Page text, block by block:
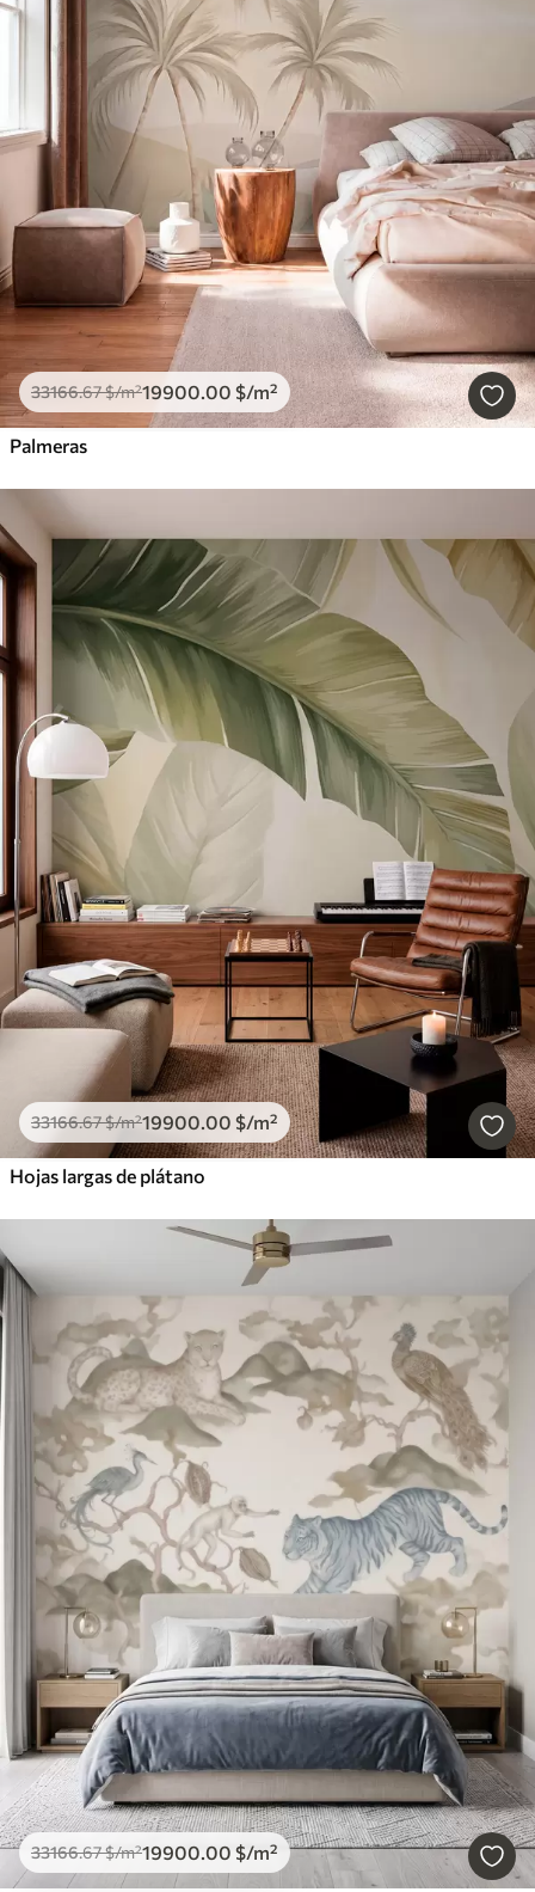
33166.67$/m²19900.00 $/m²
Palmeras
33166.67$/m²19900.00 $/m²
Hojas largas de plátano
33166.67$/m²19900.00 $/m²